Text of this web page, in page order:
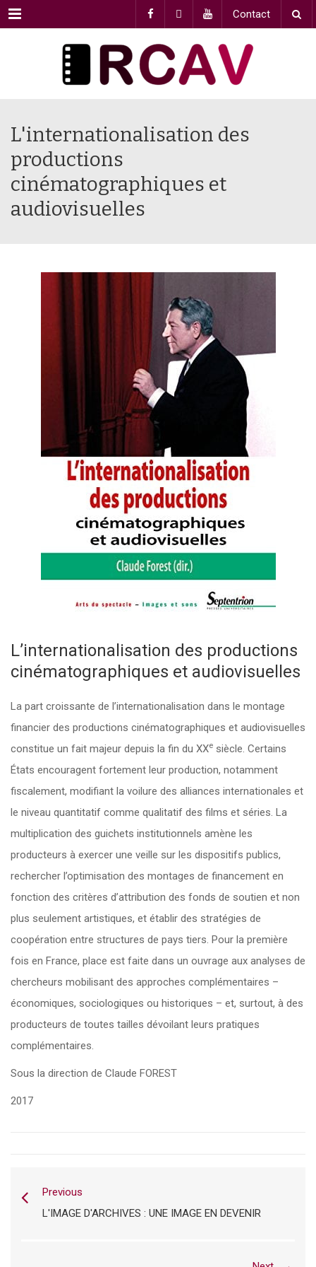
Menu Contact
L'internationalisation des
productions
cinématographiques et
audiovisuelles
L’internationalisation des productions
cinématographiques et audiovisuelles
La part croissante de l’internationalisation dans le montage
financier des productions cinématographiques et audiovisuelles
constitue un fait majeur depuis la fin du XXe siècle. Certains
États encouragent fortement leur production, notamment
fiscalement, modifiant la voilure des alliances internationales et
le niveau quantitatif comme qualitatif des films et séries. La
multiplication des guichets institutionnels amène les
producteurs à exercer une veille sur les dispositifs publics,
rechercher l’optimisation des montages de financement en
fonction des critères d’attribution des fonds de soutien et non
plus seulement artistiques, et établir des stratégies de
coopération entre structures de pays tiers. Pour la première
fois en France, place est faite dans un ouvrage aux analyses de
chercheurs mobilisant des approches complémentaires –
économiques, sociologiques ou historiques – et, surtout, à des
producteurs de toutes tailles dévoilant leurs pratiques
complémentaires.
Sous la direction de Claude FOREST
2017
Previous
L'IMAGE D'ARCHIVES : UNE IMAGE EN DEVENIR